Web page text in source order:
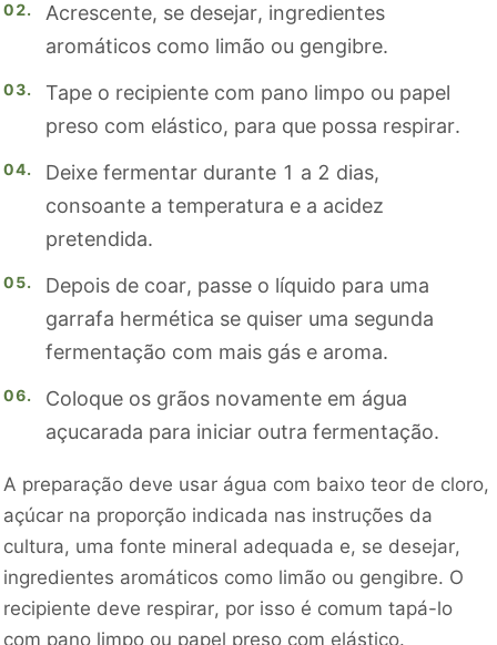
Acrescente, se desejar, ingredientes
aromáticos como limão ou gengibre.
Tape o recipiente com pano limpo ou papel
preso com elástico, para que possa respirar.
Deixe fermentar durante 1 a 2 dias,
consoante a temperatura e a acidez
pretendida.
Depois de coar, passe o líquido para uma
garrafa hermética se quiser uma segunda
fermentação com mais gás e aroma.
Coloque os grãos novamente em água
açucarada para iniciar outra fermentação.
A preparação deve usar água com baixo teor de cloro,
açúcar na proporção indicada nas instruções da
cultura, uma fonte mineral adequada e, se desejar,
ingredientes aromáticos como limão ou gengibre. O
recipiente deve respirar, por isso é comum tapá-lo
com pano limpo ou papel preso com elástico.